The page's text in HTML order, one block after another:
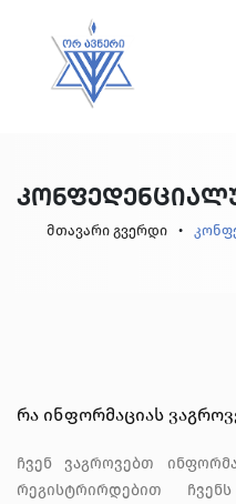
მთავარი გვერდი
რა ინფორმაციას
ჩვენ ვაგროვებთ
რეგისტრირდებით